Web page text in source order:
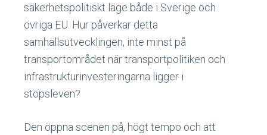
säkerhetspolitiskt läge både i Sverige och
övriga EU. Hur påverkar detta
samhällsutvecklingen, inte minst på
transportområdet när transportpolitiken och
infrastrukturinvesteringarna ligger i
stöpsleven?
Den öppna scenen på, högt tempo och att